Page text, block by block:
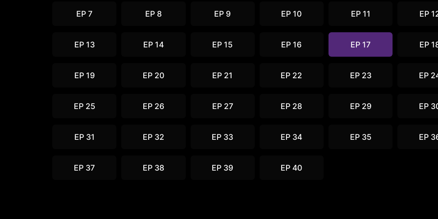
EP 7 EP 8 EP 9 EP 10 EP 11 EP
EP 13 EP 14 EP 15 EP 16 EP 17 EP
EP 19 EP 20 EP 21 EP 22 EP 23 EP
EP 25 EP 26 EP 27 EP 28 EP 29 EP
EP 31 EP 32 EP 33 EP 34 EP 35 EP
EP 37 EP 38 EP 39 EP 40